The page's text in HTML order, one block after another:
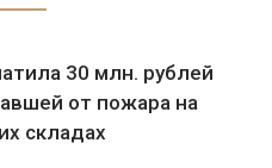
30 млн. рублей
от пожара на
складах